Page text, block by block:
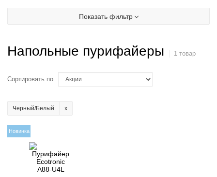
Показать фильтр
Напольные пурифайеры 1 товар
Сортировать по
Черный/Белый
Новинка